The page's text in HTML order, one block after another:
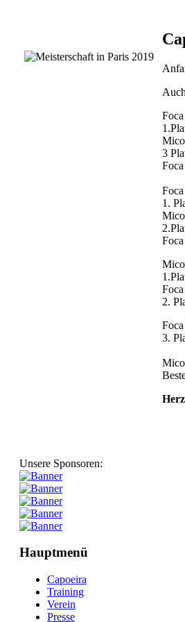
3
1.
2.
3.
Unsere Sponsoren:
Hauptmenü
Capoeira
Training
Verein
Presse